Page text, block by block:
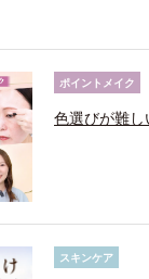
ポイントメイク
色選びが難
スキンケア